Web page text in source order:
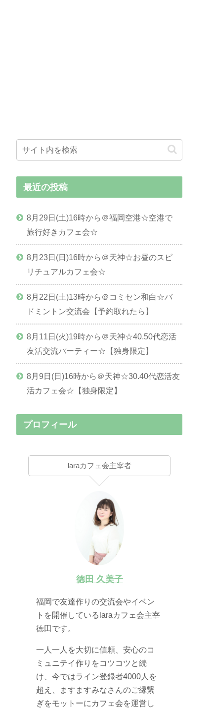
最近の投稿
8月29日(土)16時から＠福岡空港☆空港で
旅行好きカフェ会☆
8月23日(日)16時から＠天神☆お昼のスピ
リチュアルカフェ会☆
8月22日(土)13時から＠コミセン和白☆バ
ドミントン交流会【予約取れたら】
8月11日(火)19時から＠天神☆40.50代恋活
友活交流パーティー☆【独身限定】
8月9日(日)16時から＠天神☆30.40代恋活友
活カフェ会☆【独身限定】
プロフィール
laraカフェ会主宰者
徳田 久美子
福岡で友達作りの交流会やイベン
トを開催しているlaraカフェ会主宰
徳田です。
一人一人を大切に信頼、安心のコ
ミュニテイ作りをコツコツと続
け、今ではライン登録者4000人を
超え、ますますみなさんのご縁繋
ぎをモットーにカフェ会を運営し